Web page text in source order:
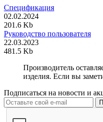
Спецификация
02.02.2024
201.6 Kb
Руководство пользователя
22.03.2023
481.5 Kb
Производитель
изделия. Если вы
Подписаться на новости и